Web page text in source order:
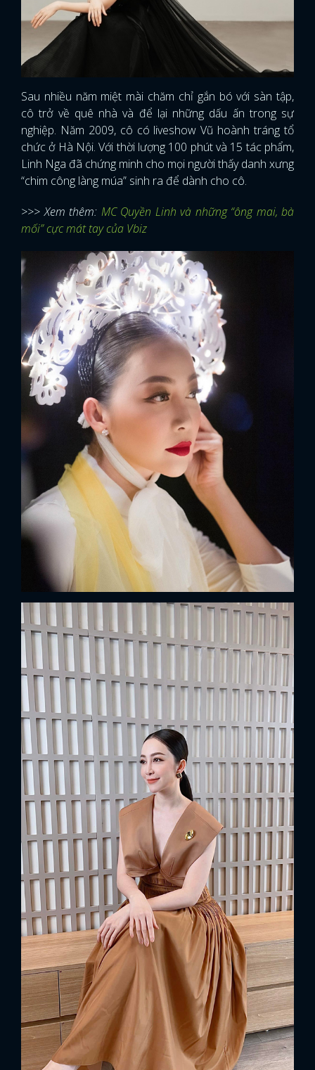
Sau nhiều năm miệt mài chăm chỉ gắn bó với sàn tập,
cô trở về quê nhà và để lại những dấu ấn trong sự
nghiệp. Năm 2009, cô có liveshow Vũ hoành tráng tổ
chức ở Hà Nội. Với thời lượng 100 phút và 15 tác phẩm,
Linh Nga đã chứng minh cho mọi người thấy danh xưng
“chim công làng múa” sinh ra để dành cho cô.
>>> Xem thêm: MC Quyền Linh và những “ông mai, bà
mối” cực mát tay của Vbiz